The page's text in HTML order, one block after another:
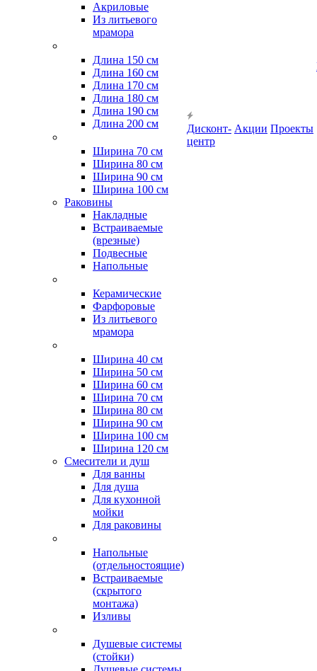
Акриловые
Из литьевого
мрамора
Длина 150 см
Длина 160 см
Длина 170 см
Длина 180 см
Длина 190 см
Длина 200 см
Ширина 70 см
Ширина 80 см
Ширина 90 см
Ширина 100 см
Раковины
Накладные
Встраиваемые
(врезные)
Подвесные
Напольные
Керамические
Фарфоровые
Из литьевого
мрамора
Ширина 40 см
Ширина 50 см
Ширина 60 см
Ширина 70 см
Ширина 80 см
Ширина 90 см
Ширина 100 см
Ширина 120 см
Смесители и душ
Для ванны
Для душа
Для кухонной
мойки
Для раковины
Напольные
(отдельностоящие)
Встраиваемые
(скрытого
монтажа)
Изливы
Душевые системы
(стойки)
Дисконт-
центр
Акции Проекты